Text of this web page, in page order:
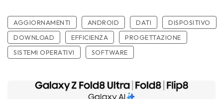
AGGIORNAMENTI ANDROID DATI
DISPOSITIVO
DOWNLOAD
EFFICIENZA
PROGETTAZIONE
SISTEMI OPERATIVI
SOFTWARE